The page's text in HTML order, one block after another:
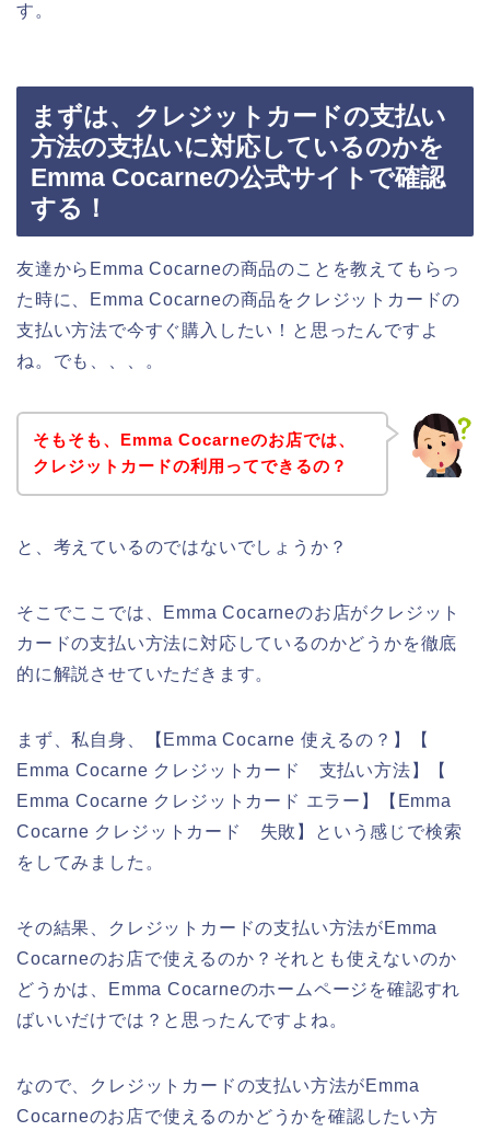
す。
まずは、クレジットカードの支払い
方法の支払いに対応しているのかを
Emma Cocarneの公式サイトで確認
する！
友達からEmma Cocarneの商品のことを教えてもらっ
た時に、Emma Cocarneの商品をクレジットカードの
支払い方法で今すぐ購入したい！と思ったんですよ
ね。でも、、、。
そもそも、Emma Cocarneのお店では、
クレジットカードの利用ってできるの？
と、考えているのではないでしょうか？
そこでここでは、Emma Cocarneのお店がクレジット
カードの支払い方法に対応しているのかどうかを徹底
的に解説させていただきます。
まず、私自身、【Emma Cocarne 使えるの？】【
Emma Cocarne クレジットカード 支払い方法】【
Emma Cocarne クレジットカード エラー】【Emma
Cocarne クレジットカード 失敗】という感じで検索
をしてみました。
その結果、クレジットカードの支払い方法がEmma
Cocarneのお店で使えるのか？それとも使えないのか
どうかは、Emma Cocarneのホームページを確認すれ
ばいいだけでは？と思ったんですよね。
なので、クレジットカードの支払い方法がEmma
Cocarneのお店で使えるのかどうかを確認したい方